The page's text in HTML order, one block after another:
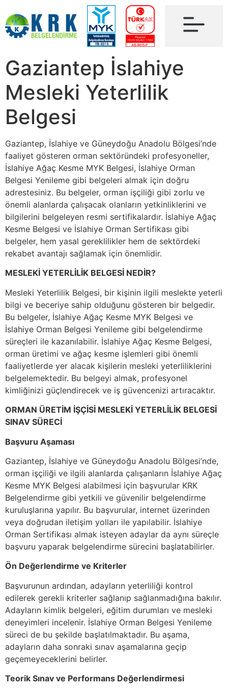
Gaziantep İslahiye
Mesleki Yeterlilik
Belgesi
Gaziantep, İslahiye ve Güneydoğu Anadolu Bölgesi’nde
faaliyet gösteren orman sektöründeki profesyoneller,
İslahiye Ağaç Kesme MYK Belgesi, İslahiye Orman
Belgesi Yenileme gibi belgeleri almak için doğru
adrestesiniz. Bu belgeler, orman işçiliği gibi zorlu ve
önemli alanlarda çalışacak olanların yetkinliklerini ve
bilgilerini belgeleyen resmi sertifikalardır. İslahiye Ağaç
Kesme Belgesi ve İslahiye Orman Sertifikası gibi
belgeler, hem yasal gereklilikler hem de sektördeki
rekabet avantajı sağlamak için önemlidir.
MESLEKİ YETERLİLİK BELGESİ NEDİR?
Mesleki Yeterlilik Belgesi, bir kişinin ilgili meslekte yeterli
bilgi ve beceriye sahip olduğunu gösteren bir belgedir.
Bu belgeler, İslahiye Ağaç Kesme MYK Belgesi ve
İslahiye Orman Belgesi Yenileme gibi belgelendirme
süreçleri ile kazanılabilir. İslahiye Ağaç Kesme Belgesi,
orman üretimi ve ağaç kesme işlemleri gibi önemli
faaliyetlerde yer alacak kişilerin mesleki yeterliliklerini
belgelemektedir. Bu belgeyi almak, profesyonel
kimliğinizi güçlendirecek ve iş güvencenizi artıracaktır.
ORMAN ÜRETİM İŞÇİSİ MESLEKİ YETERLİLİK BELGESİ
SINAV SÜRECİ
Başvuru Aşaması
Gaziantep, İslahiye ve Güneydoğu Anadolu Bölgesi’nde,
orman işçiliği ve ilgili alanlarda çalışanların İslahiye Ağaç
Kesme MYK Belgesi alabilmesi için başvurular KRK
Belgelendirme gibi yetkili ve güvenilir belgelendirme
kuruluşlarına yapılır. Bu başvurular, internet üzerinden
veya doğrudan iletişim yolları ile yapılabilir. İslahiye
Orman Sertifikası almak isteyen adaylar da aynı süreçle
başvuru yaparak belgelendirme sürecini başlatabilirler.
Ön Değerlendirme ve Kriterler
Başvurunun ardından, adayların yeterliliği kontrol
edilerek gerekli kriterler sağlanıp sağlanmadığına bakılır.
Adayların kimlik belgeleri, eğitim durumları ve mesleki
deneyimleri incelenir. İslahiye Orman Belgesi Yenileme
süreci de bu şekilde başlatılmaktadır. Bu aşama,
adayların daha sonraki sınav aşamalarına geçip
geçemeyeceklerini belirler.
Teorik Sınav ve Performans Değerlendirmesi